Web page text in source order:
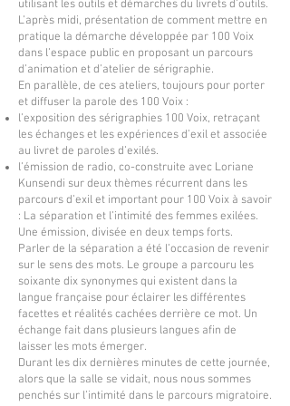
utilisant les outils et démarches du livrets d’outils.
L’après midi, présentation de comment mettre en
pratique la démarche développée par 100 Voix
dans l’espace public en proposant un parcours
d’animation et d’atelier de sérigraphie.
En parallèle, de ces ateliers, toujours pour porter
et diffuser la parole des 100 Voix :
l’exposition des sérigraphies 100 Voix, retraçant
les échanges et les expériences d’exil et associée
au livret de paroles d’exilés.
l’émission de radio, co-construite avec Loriane
Kunsendi sur deux thèmes récurrent dans les
parcours d’exil et important pour 100 Voix à savoir
: La séparation et l’intimité des femmes exilées.
Une émission, divisée en deux temps forts.
Parler de la séparation a été l’occasion de revenir
sur le sens des mots. Le groupe a parcouru les
soixante dix synonymes qui existent dans la
langue française pour éclairer les différentes
facettes et réalités cachées derrière ce mot. Un
échange fait dans plusieurs langues afin de
laisser les mots émerger.
Durant les dix dernières minutes de cette journée,
alors que la salle se vidait, nous nous sommes
penchés sur l’intimité dans le parcours migratoire.